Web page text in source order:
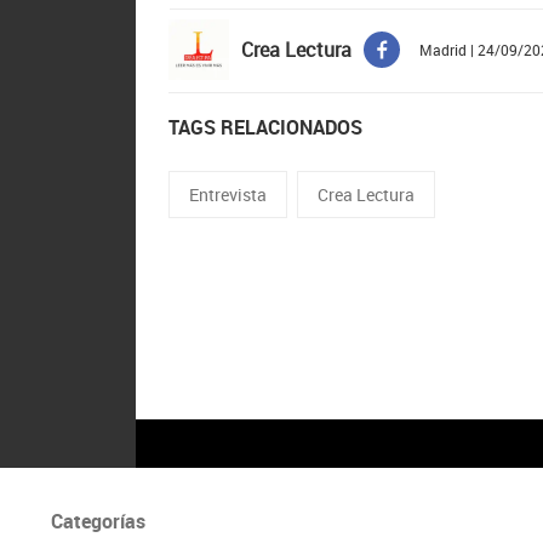
Crea Lectura Madrid | 24/09/
TAGS RELACIONADOS
Entrevista Crea Lectura
Categorías